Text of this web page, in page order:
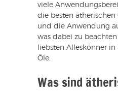
viele
die besten
und die Anwendung
was dabei zu
liebsten Alleskönner
Öle.
Was sind